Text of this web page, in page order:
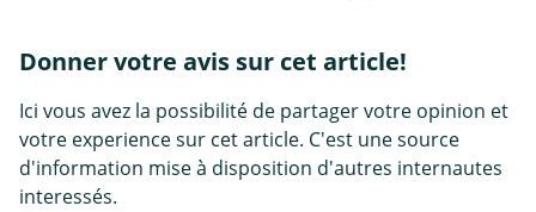
Donner votre avis sur cet article!
Ici vous avez la possibilité de partager votre opinion et
votre experience sur cet article. C'est une source
d'information mise à disposition d'autres internautes
interessés.